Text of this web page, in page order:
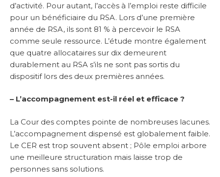
d’activité. Pour autant, l’accès à l’emploi reste difficile
pour un bénéficiaire du RSA. Lors d’une première
année de RSA, ils sont 81 % à percevoir le RSA
comme seule ressource. L’étude montre également
que quatre allocataires sur dix demeurent
durablement au RSA s’ils ne sont pas sortis du
dispositif lors des deux premières années.
– L’accompagnement est-il réel et efficace ?
La Cour des comptes pointe de nombreuses lacunes.
L’accompagnement dispensé est globalement faible.
Le CER est trop souvent absent ; Pôle emploi arbore
une meilleure structuration mais laisse trop de
personnes sans solutions.